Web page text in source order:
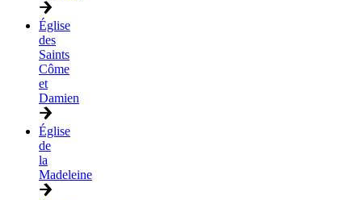
Église
des
Saints
Côme
et
Damien
Église
de
la
Madeleine